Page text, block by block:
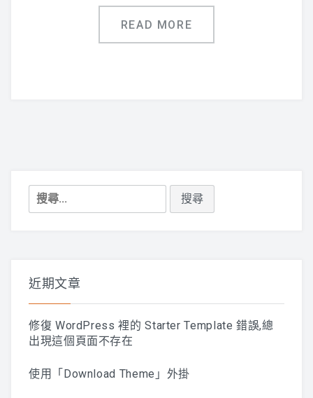
READ MORE
搜
尋
近期文章
修復 WordPress 裡的 Starter Template 錯誤,總
出現這個頁面不存在
使用「Download Theme」外掛